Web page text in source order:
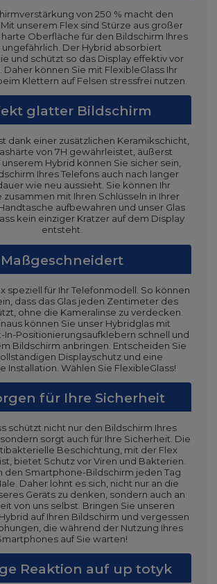
von 250 % macht den
unserem Flex sind Stürze aus großer
Oberfläche für den Bildschirm Ihres
ungefährlich. Der Hybrid absorbiert
und schützt so das Display effektiv vor
Daher können Sie mit FlexibleGlass Ihr
Klettern auf Felsen stressfrei nutzen.
glatter Bildschirm
dank einer zusätzlichen Keramikschicht,
von 7H gewährleistet, äußerst
Hybrid können Sie sicher sein,
Ihres Telefons auch nach langer
wie neu aussieht. Sie können Ihr
mit Ihren Schlüsseln in Ihrer
aufbewahren und unser Glas
kein einziger Kratzer auf dem Display
entsteht.
Maßgeschneidert
speziell für Ihr Telefonmodell. So können
dass das Glas jeden Zentimeter des
ohne die Kameralinse zu verdecken.
können Sie unser Hybridglas mit
In-Positionierungsaufklebern schnell und
Bildschirm anbringen. Entscheiden Sie
Displayschutz und eine
Installation. Wählen Sie FlexibleGlass!
für Ihre Sicherheit
schützt nicht nur den Bildschirm Ihres
sorgt auch für Ihre Sicherheit. Die
Beschichtung, mit der Flex
bietet Schutz vor Viren und Bakterien.
den Smartphone-Bildschirm jeden Tag
Daher lohnt es sich, nicht nur an die
Geräts zu denken, sondern auch an
von uns selbst. Bringen Sie unseren
auf Ihren Bildschirm und vergessen
die während der Nutzung Ihres
auf Sie warten!
Reaktion auf up totyk